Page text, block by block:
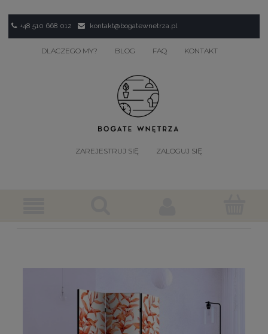
+48 510 668 012 kontakt@bogatewnetrza.pl
DLACZEGO MY? BLOG FAQ KONTAKT
ZAREJESTRUJ SIĘ ZALOGUJ SIĘ